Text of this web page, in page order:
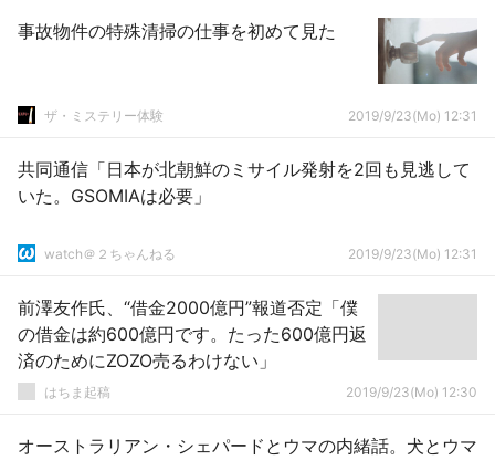
事故物件の特殊清掃の仕事を初めて見た
ザ・ミステリー体験 2019/9/23(Mo) 12:31
共同通信「日本が北朝鮮のミサイル発射を2回も見逃して
いた。GSOMIAは必要」
watch＠２ちゃんねる 2019/9/23(Mo) 12:31
前澤友作氏、“借金2000億円”報道否定「僕
の借金は約600億円です。たった600億円返
済のためにZOZO売るわけない」
はちま起稿 2019/9/23(Mo) 12:30
オーストラリアン・シェパードとウマの内緒話。犬とウマ